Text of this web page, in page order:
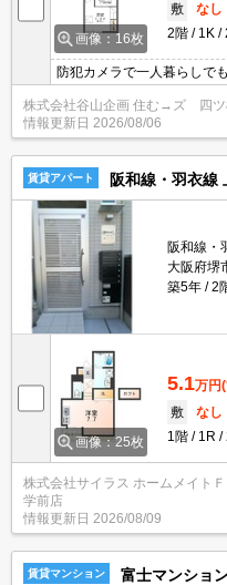
画像：16枚
敷
なし
2階
1K
防犯カメラで一人暮らしで
問合せください。浴室乾燥/
ン/温水洗浄便座と設備が整
よ。素敵な1K/20.28m2の
すよ。
株式会社谷山企画 住む→ズ 四ツ
情報更新日 2026/08/06
賃貸アパート 阪和線・羽衣線
阪和線・
大阪府堺
築5年
2
画像：25枚
5.1万円
敷
なし
1階
1R
株式会社サイラス ホームメイト
学前店
情報更新日 2026/08/09
賃貸マンション 富士マンショ